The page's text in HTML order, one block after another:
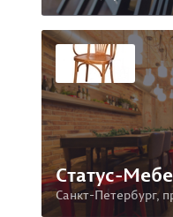
Статус-
Санкт-Петербург,